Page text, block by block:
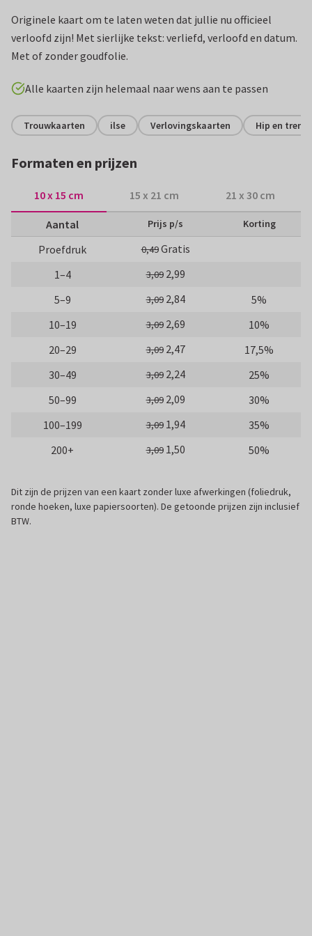
Originele kaart om te laten weten dat jullie nu officieel
verloofd zijn! Met sierlijke tekst: verliefd, verloofd en datum.
Met of zonder goudfolie.
Alle kaarten zijn helemaal naar wens aan te passen
Trouwkaarten ilse Verlovingskaarten Hip en
Formaten en prijzen
10 x 15 cm 15 x 21 cm 21 x 30 cm
Aantal Prijs p/s Korting
Proefdruk 0,49Gratis
1–4
3,09 2,99
5–9
3,09 2,84
5%
10–19
3,09 2,69
10%
20–29
3,09 2,47
17,5%
30–49
3,09 2,24
25%
50–99
3,09 2,09
30%
100–199
3,09 1,94
35%
200+
3,09 1,50 50%
Dit zijn de prijzen van een kaart zonder luxe afwerkingen (foliedruk,
ronde hoeken, luxe papiersoorten). De getoonde prijzen zijn inclusief
BTW.